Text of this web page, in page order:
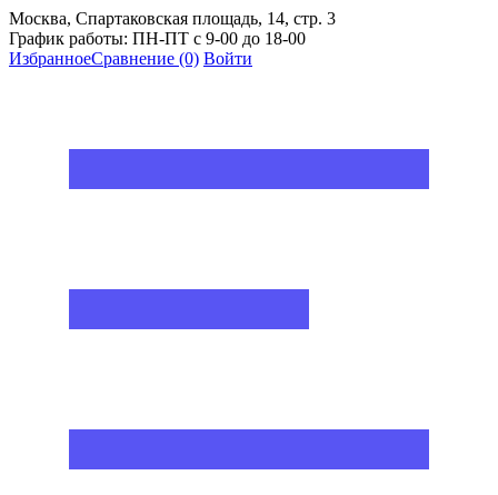
Москва, Спартаковская площадь, 14, стр. 3
График работы: ПН-ПТ с 9-00 до 18-00
ИзбранноеСравнение (0) Войти